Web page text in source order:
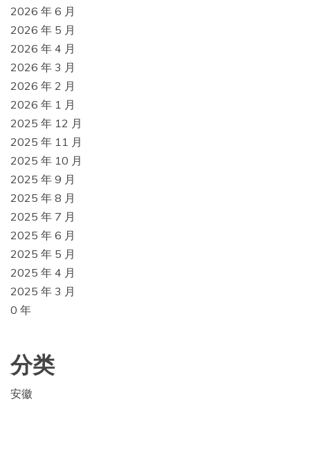
2026 年 6 月
2026 年 5 月
2026 年 4 月
2026 年 3 月
2026 年 2 月
2026 年 1 月
2025 年 12 月
2025 年 11 月
2025 年 10 月
2025 年 9 月
2025 年 8 月
2025 年 7 月
2025 年 6 月
2025 年 5 月
2025 年 4 月
2025 年 3 月
0 年
分类
安徽